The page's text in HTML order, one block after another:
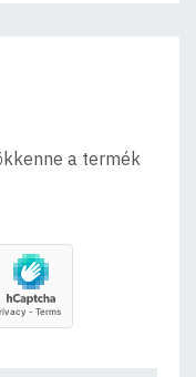
a termék